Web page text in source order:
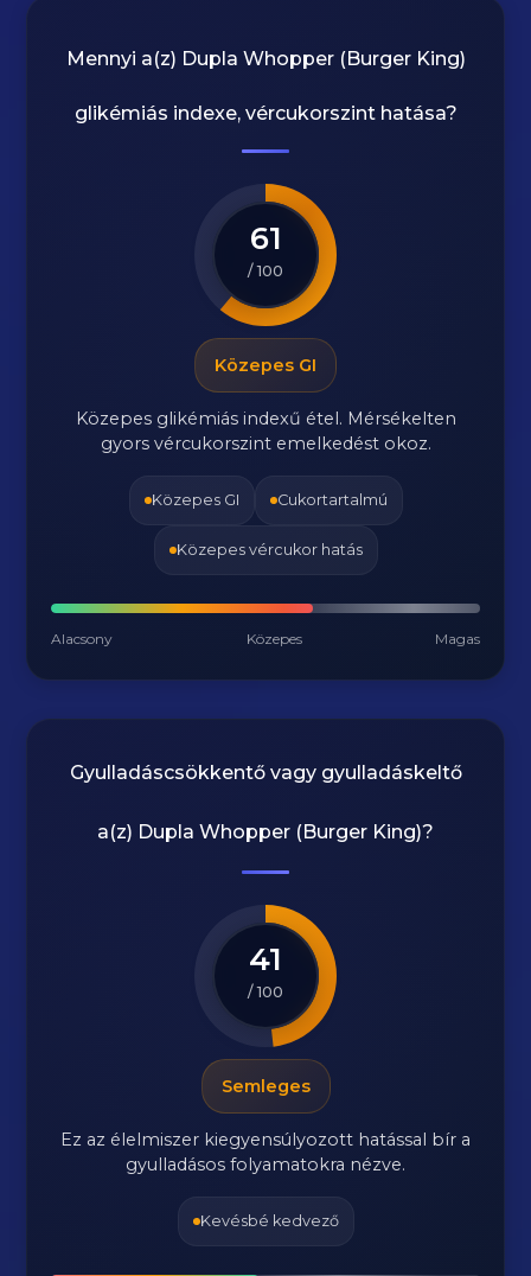
Mennyi a(z) Dupla Whopper (Burger King)
glikémiás indexe, vércukorszint hatása?
61
/ 100
Közepes GI
Közepes glikémiás indexű étel. Mérsékelten
gyors vércukorszint emelkedést okoz.
Közepes GI Cukortartalmú
Közepes vércukor hatás
Alacsony Közepes Magas
Gyulladáscsökkentő vagy gyulladáskeltő
a(z) Dupla Whopper (Burger King)?
41
/ 100
Semleges
Ez az élelmiszer kiegyensúlyozott hatással bír a
gyulladásos folyamatokra nézve.
Kevésbé kedvező